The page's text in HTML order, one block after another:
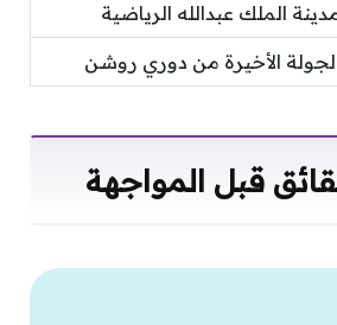
الملك عبدالله الرياضية
الأخيرة من دوري روشن
قبل المواجهة